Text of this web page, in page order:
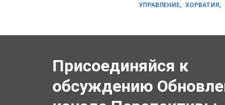
УПРАВЛЕНИЕ ХОРВАТИЯ
Присоединяйся к
обсуждению